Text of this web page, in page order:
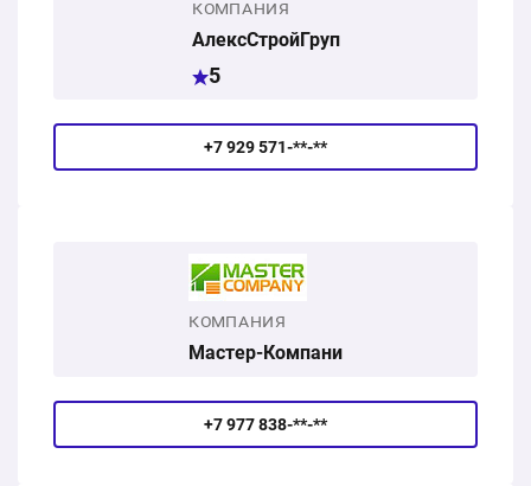
КОМПАНИЯ
АлексСтройГруп
5
+7 929 571-**-**
КОМПАНИЯ
Мастер-Компани
+7 977 838-**-**